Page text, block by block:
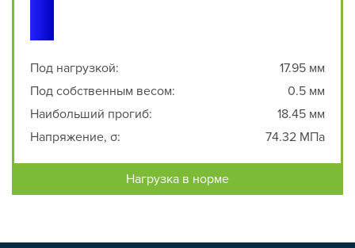
Под нагрузкой:
17.95 мм
Под собственным весом:
0.5 мм
Наибольший прогиб:
18.45 мм
Напряжение, σ:
74.32 МПа
Нагрузка в норме